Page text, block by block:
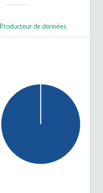
Producteur de données